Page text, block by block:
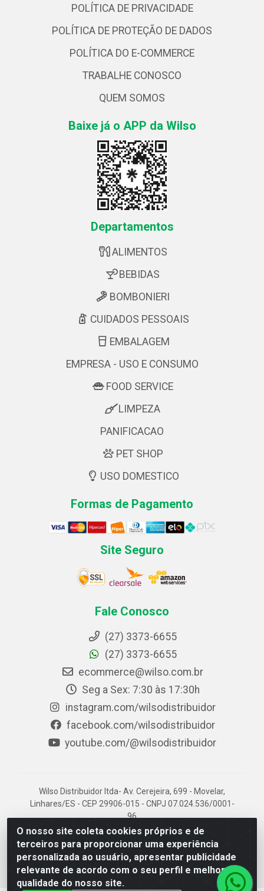
O nosso site coleta cookies próprios e de
terceiros para proporcionar uma experiência
personalizada ao usuário, apresentar publicidade
relevante de acordo com o seu perfil e melhorar a
qualidade do nosso site.
POLÍTICA DE PRIVACIDADE
POLÍTICA DE PROTEÇÃO DE DADOS
POLÍTICA DO E-COMMERCE
TRABALHE CONOSCO
QUEM SOMOS
Baixe já o APP da Wilso
Departamentos
ALIMENTOS
BEBIDAS
BOMBONIERI
CUIDADOS PESSOAIS
EMBALAGEM
EMPRESA - USO E CONSUMO
FOOD SERVICE
LIMPEZA
PANIFICACAO
PET SHOP
USO DOMESTICO
Formas de Pagamento
Site Seguro
Fale Conosco
(27) 3373-6655
(27) 3373-6655
ecommerce@wilso.com.br
Seg a Sex: 7:30 às 17:30h
instagram.com/wilsodistribuidor
facebook.com/wilsodistribuidor
youtube.com/@wilsodistribuidor
Wilso Distribuidor ltda- Av. Cerejeira, 699 - Movelar,
Linhares/ES - CEP 29906-015 - CNPJ 07.024.536/0001-
96